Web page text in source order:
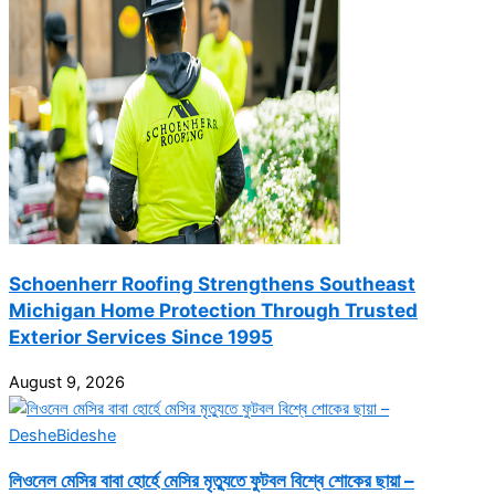
Schoenherr Roofing Strengthens Southeast
Michigan Home Protection Through Trusted
Exterior Services Since 1995
August 9, 2026
লিওনেল মেসির বাবা হোর্হে মেসির মৃত্যুতে ফুটবল বিশ্বে শোকের ছায়া –